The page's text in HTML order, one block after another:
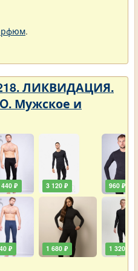
.
ЛИКВИДАЦИЯ.
Мужское и
₽
₽
3 120 ₽
1 680 ₽
960 ₽
1 320 ₽